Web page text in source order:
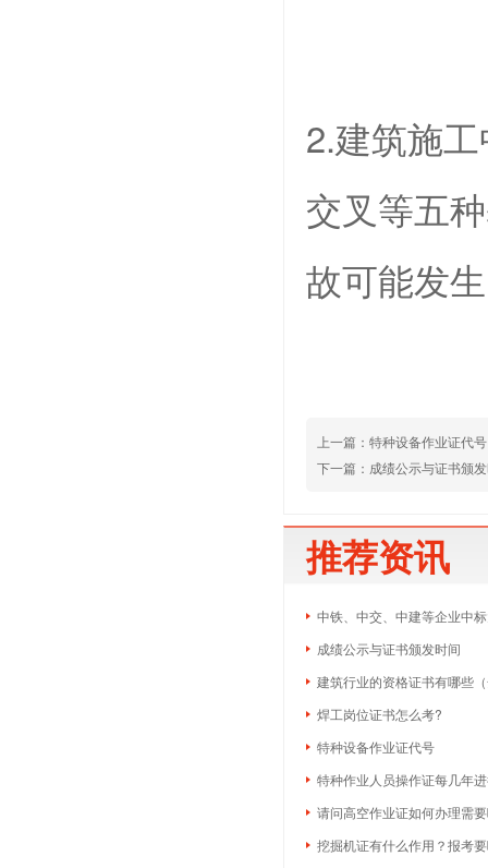
2.建筑施
交叉等五
故可能发
上一篇： 特种设备作业证代号
下一篇： 成绩公示与证书颁
推荐资讯
中铁、中交、中建等企业中
成绩公示与证书颁发时间
建筑行业的资格证书有哪些
焊工岗位证书怎么考?
特种设备作业证代号
特种作业人员操作证每几年
请问高空作业证如何办理需
挖掘机证有什么作用？报考